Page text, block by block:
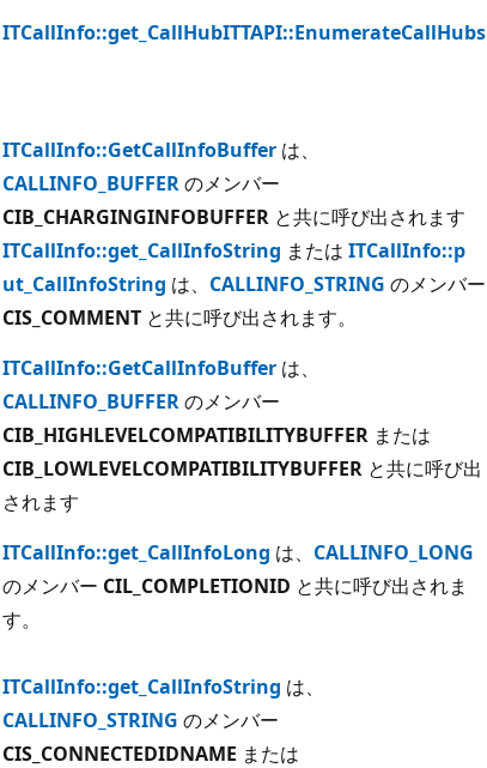
ITCallInfo::get_CallHubITTAPI::EnumerateCallHubs
ITCallInfo::GetCallInfoBuffer は、
CALLINFO_BUFFERのメンバー
CIB_CHARGINGINFOBUFFER と共に呼び出されます
ITCallInfo::get_CallInfoString または ITCallInfo::p
ut_CallInfoString は、 CALLINFO_STRING のメンバー
CIS_COMMENT と共に呼び出されます。
ITCallInfo::GetCallInfoBuffer は、
CALLINFO_BUFFERのメンバー
CIB_HIGHLEVELCOMPATIBILITYBUFFER または
CIB_LOWLEVELCOMPATIBILITYBUFFER と共に呼び出
されます
ITCallInfo::get_CallInfoLong は、 CALLINFO_LONG
のメンバー CIL_COMPLETIONID と共に呼び出されま
す。
ITCallInfo::get_CallInfoString は、
CALLINFO_STRING のメンバー
CIS_CONNECTEDIDNAME または